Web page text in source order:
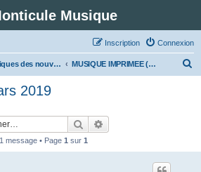
Musique
Connexion
Inscription
Chroniques des nouveautés musicales : Pour voir les visuels des notices vous devez vous enregistrer. MUSIQUE IMPRIMEE (Classe 2 - Rock et variétés)
2019
Rechercher
1 message • Page 1 sur 1